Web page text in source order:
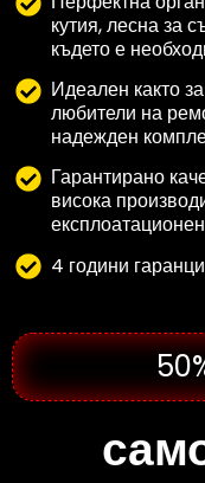
кутия, лесна за
където е
Идеален както
любители на
надежден
Гарантирано
висока
4 години